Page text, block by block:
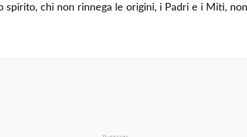
spirito, chi non rinnega le origini, i Padri e i Miti,